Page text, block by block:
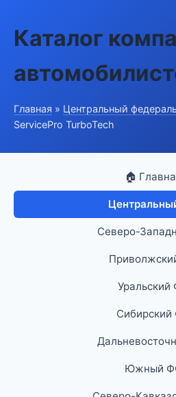
Каталог
Главная » Центральный
ServicePro TurboTech
🏠
Северо-
Уральский
Южный